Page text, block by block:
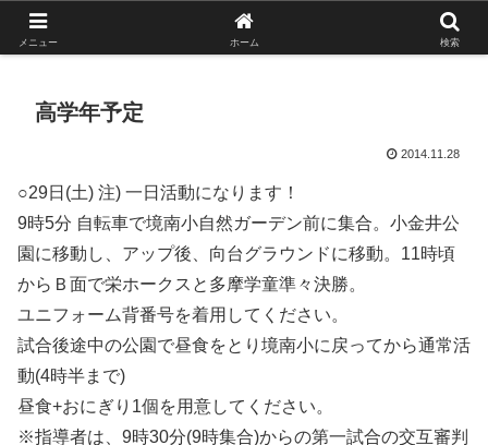
がんばれ！フルスイング！境南ブレーブス！
高学年予定
2014.11.28
○29日(土) 注) 一日活動になります！
9時5分 自転車で境南小自然ガーデン前に集合。小金井公
園に移動し、アップ後、向台グラウンドに移動。11時頃
からＢ面で栄ホークスと多摩学童準々決勝。
ユニフォーム背番号を着用してください。
試合後途中の公園で昼食をとり境南小に戻ってから通常活
動(4時半まで)
昼食+おにぎり1個を用意してください。
※指導者は、9時30分(9時集合)からの第一試合の交互審判
メニュー ホーム 検索